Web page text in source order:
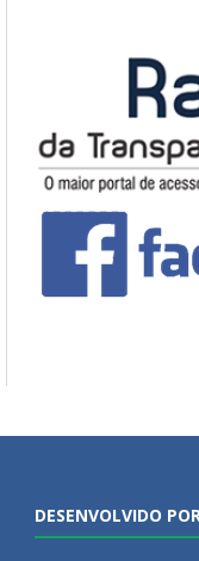
DESENVOLVIDO